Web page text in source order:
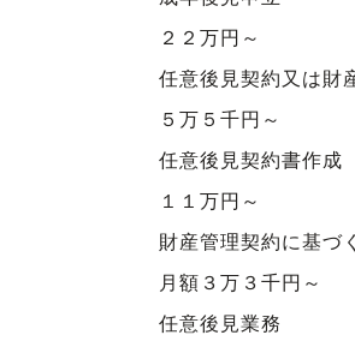
２２万円～
任意後見契約又は財
５万５千円～
任意後見契約書作成
１１万円～
財産管理契約に基づ
月額３万３千円～
任意後見業務